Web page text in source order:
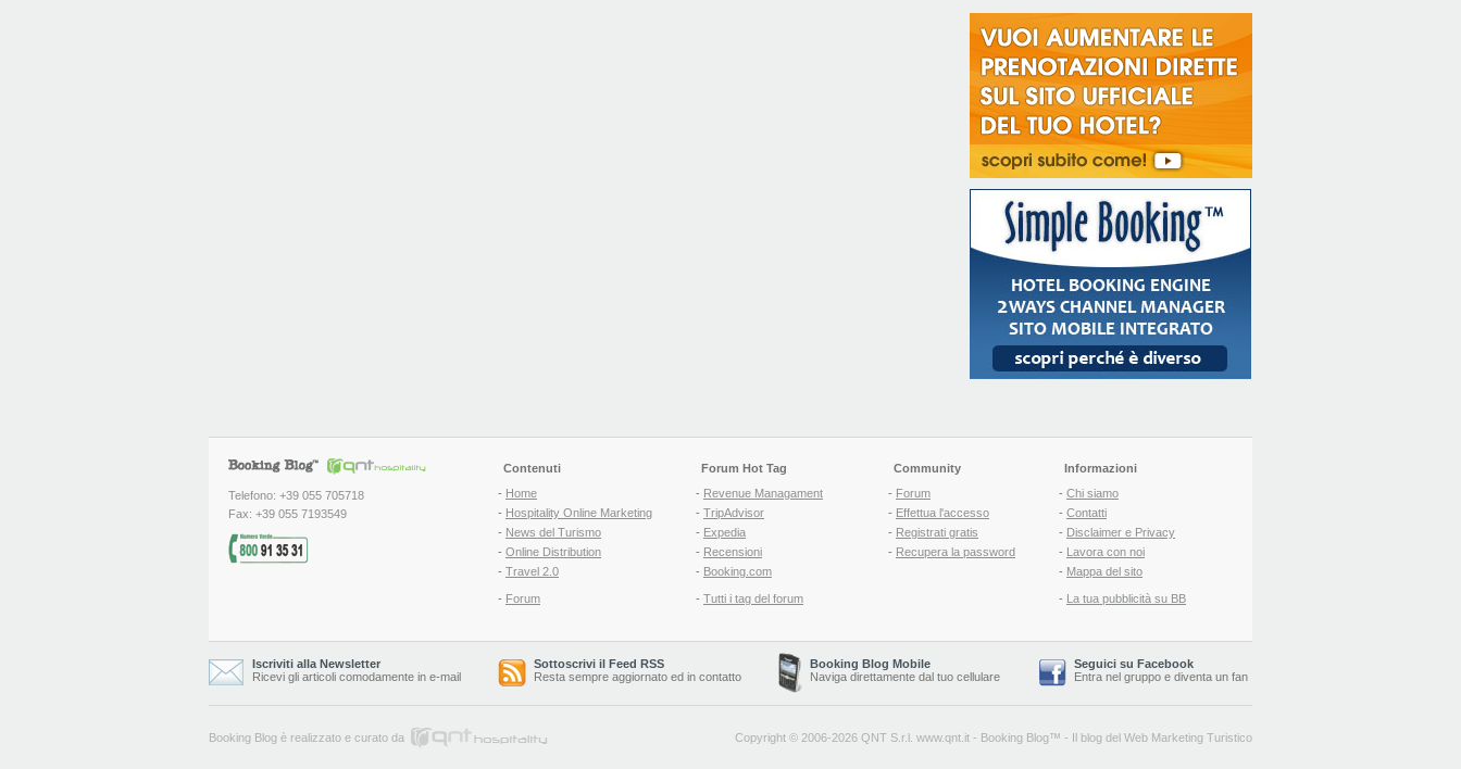
Telefono: +39 055 705718
Fax: +39 055 7193549
Contenuti
- Home
- Hospitality Online Marketing
- News del Turismo
- Online Distribution
- Travel 2.0
- Forum
Forum Hot Tag
- Revenue Managament
- TripAdvisor
- Expedia
- Recensioni
- Booking.com
- Tutti i tag del forum
Community
- Forum
- Effettua l'accesso
- Registrati gratis
- Recupera la password
Informazioni
- Chi siamo
- Contatti
- Disclaimer e Privacy
- Lavora con noi
- Mappa del sito
- La tua pubblicità su BB
Iscriviti alla Newsletter
Ricevi gli articoli comodamente in e-mail
Sottoscrivi il Feed RSS
Resta sempre aggiornato ed in contatto
Booking Blog Mobile
Naviga direttamente dal tuo cellulare
Seguici su Facebook
Entra nel gruppo e diventa un fan
Booking Blog è realizzato e curato da Copyright © 2006-2026 QNT S.r.l. www.qnt.it - Booking Blog™ - Il blog del Web Marketing Turistico